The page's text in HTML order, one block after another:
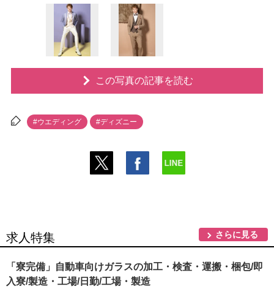
この写真の記事を読む
#ウエディング #ディズニー
求人特集 さらに見る
「寮完備」自動車向けガラスの加工・検査・運搬・梱包/即
入寮/製造・工場/日勤/工場・製造